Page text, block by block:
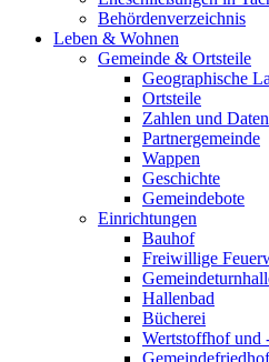
Behördenverzeichnis
Leben & Wohnen
Gemeinde & Ortsteile
Geographische
Ortsteile
Zahlen und Daten
Partnergemeinde
Wappen
Geschichte
Gemeindebote
Einrichtungen
Bauhof
Freiwillige
Hallenbad
Bücherei
Wertstoffhof und